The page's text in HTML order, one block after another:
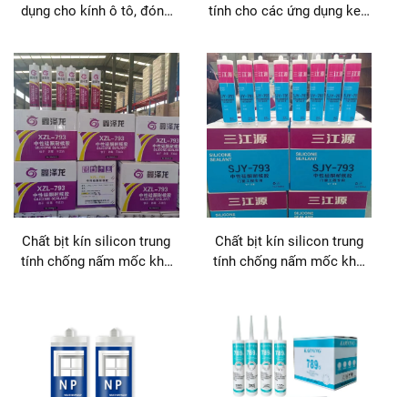
dụng cho kính ô tô, đóng
chuyển
tính cho các ứng dụng keo
Chất bịt kín silicon trung
tính chống nấm mốc khô
Chất bịt kín silicon trung
tính chống nấm mốc khô
kín